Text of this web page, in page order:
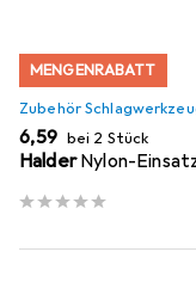
MENGENRABATT
Zubehör
EUR
6,59 bei 2 Stück
Halder Nylon-